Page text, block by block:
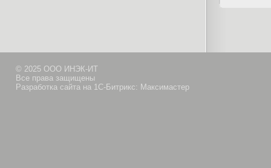
© 2025 ООО ИНЭК-ИТ
Все права защищены
Разработка сайта на 1С-Битрикс: Максимастер